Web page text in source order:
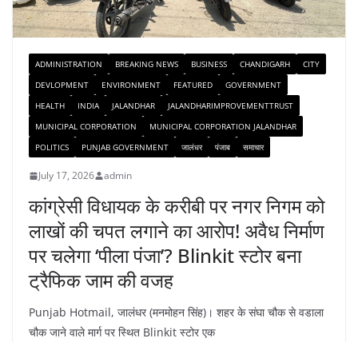
ADMINISTRATION BREAKING NEWS BUSINESS CHANDIGARH
CITY
DEVLOPMENT
ENVIRONMENT FEATURED
GOVERNMENT
HEALTH
INDIA JALANDHAR
JALANDHARIMPROVEMENTTRUST
MUNICIPAL CORPORATION
MUNICIPAL CORPORATION JALANDHAR
POLITICS
PUNJAB GOVERNMENT जालंधर पंजाब समाचार
July 17, 2026 admin
कांग्रेसी विधायक के करीबी पर नगर निगम को
लाखों की चपत लगाने का आरोप! अवैध निर्माण
पर चलेगा ‘पीला पंजा’? Blinkit स्टोर बना
ट्रैफिक जाम की वजह
Punjab Hotmail, जालंधर (मनमोहन सिंह)। शहर के संघा चौक से वडाला
चौक जाने वाले मार्ग पर स्थित Blinkit स्टोर एक